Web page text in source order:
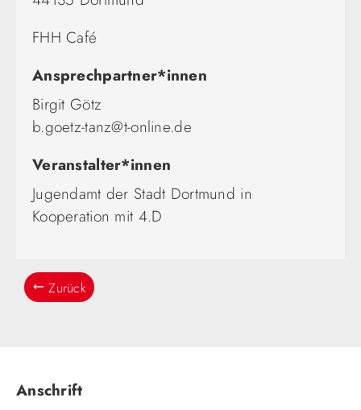
FHH Café
Ansprechpartner*innen
Birgit Götz
b.goetz-tanz@t-online.de
Veranstalter*innen
Jugendamt der Stadt Dortmund in
Kooperation mit 4.D
Zurück
Anschrift